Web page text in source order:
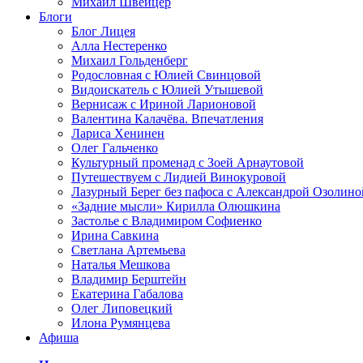
Блоги
Блог Лицея
Алла Нестеренко
Михаил Гольденберг
Родословная с Юлией Свинцовой
Видоискатель с Юлией Утышевой
Вернисаж с Ириной Ларионовой
Валентина Калачёва. Впечатления
Лариса Хенинен
Олег Гальченко
Культурный променад с Зоей Арнаутовой
Путешествуем с Лидией Винокуровой
Лазурный Берег без пафоса с Александрой
«Задние мысли» Кирилла Олюшкина
Застолье с Владимиром Софиенко
Ирина Савкина
Светлана Артемьева
Наталья Мешкова
Владимир Берштейн
Екатерина Габалова
Олег Липовецкий
Илона Румянцева
Афиша